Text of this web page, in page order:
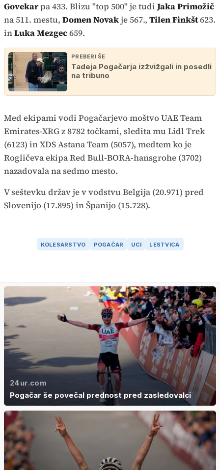
Govekarpa 433. Blizu "top 500" je tudiJaka Primožič
na 511. mestu, Domen Novakje 567., Tilen Finkšt623.
inLuka Mezgec659.
PREBERI ŠE
Tadeja Pogačarja izžvižgali in posedli
na tribuno
Med ekipami vodi Pogačarjevo moštvo UAE Team
Emirates-XRG z 8782 točkami, sledita mu Lidl Trek
(6123) in XDS Astana Team (5057), medtem ko je
Rogličeva ekipa Red Bull-BORA-hansgrohe (3702)
nazadovala na sedmo mesto.
V seštevku držav je v vodstvu Belgija (20.971) pred
Slovenijo (17.895) in Španijo (15.728).
KOLESARSTVO POGAČAR UCI LESTVICA
24ur.com
Pogačar še povečal prednost pred zasledovalci